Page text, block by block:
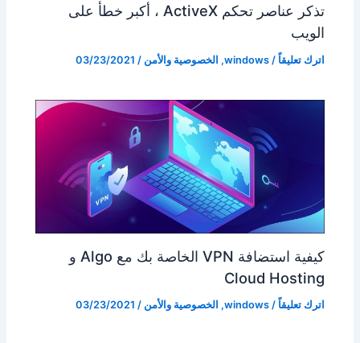
تذكر عناصر تحكم ActiveX ، أكبر خطأ على
الويب
اترك تعليقاً /
windows
, الخصوصية والأمن /
03/23/2021
كيفية استضافة VPN الخاصة بك مع Algo و
Cloud Hosting
اترك تعليقاً /
windows
, الخصوصية والأمن /
03/23/2021